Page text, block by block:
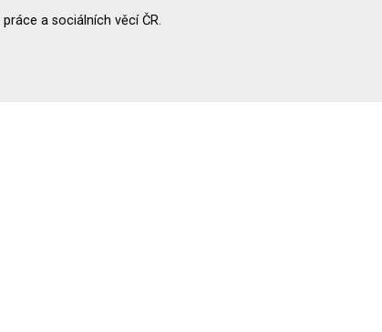
a sociálních věcí ČR.